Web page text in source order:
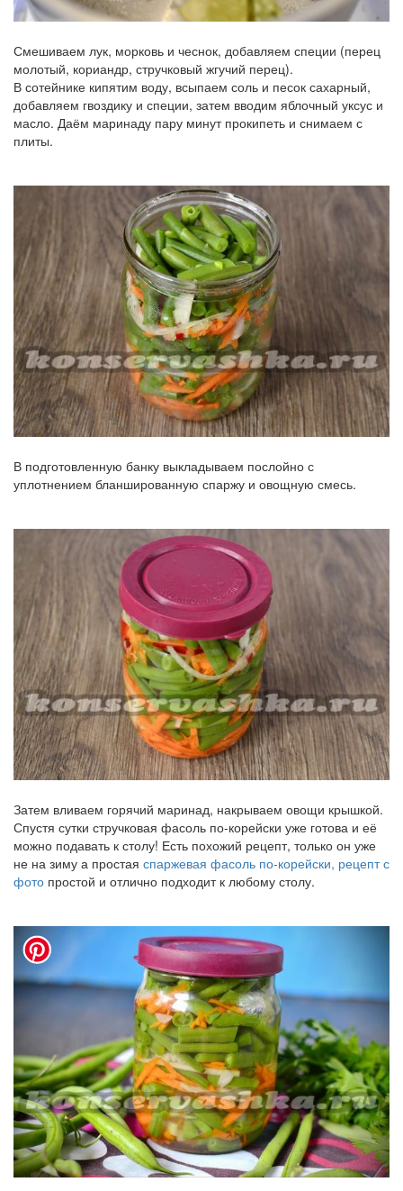
Смешиваем лук, морковь и чеснок, добавляем специи (перец
молотый, кориандр, стручковый жгучий перец).
В сотейнике кипятим воду, всыпаем соль и песок сахарный,
добавляем гвоздику и специи, затем вводим яблочный уксус и
масло. Даём маринаду пару минут прокипеть и снимаем с
плиты.
В подготовленную банку выкладываем послойно с
уплотнением бланшированную спаржу и овощную смесь.
Затем вливаем горячий маринад, накрываем овощи крышкой.
Спустя сутки стручковая фасоль по-корейски уже готова и её
можно подавать к столу! Есть похожий рецепт, только он уже
не на зиму а простая спаржевая фасоль по-корейски, рецепт с
фото простой и отлично подходит к любому столу.